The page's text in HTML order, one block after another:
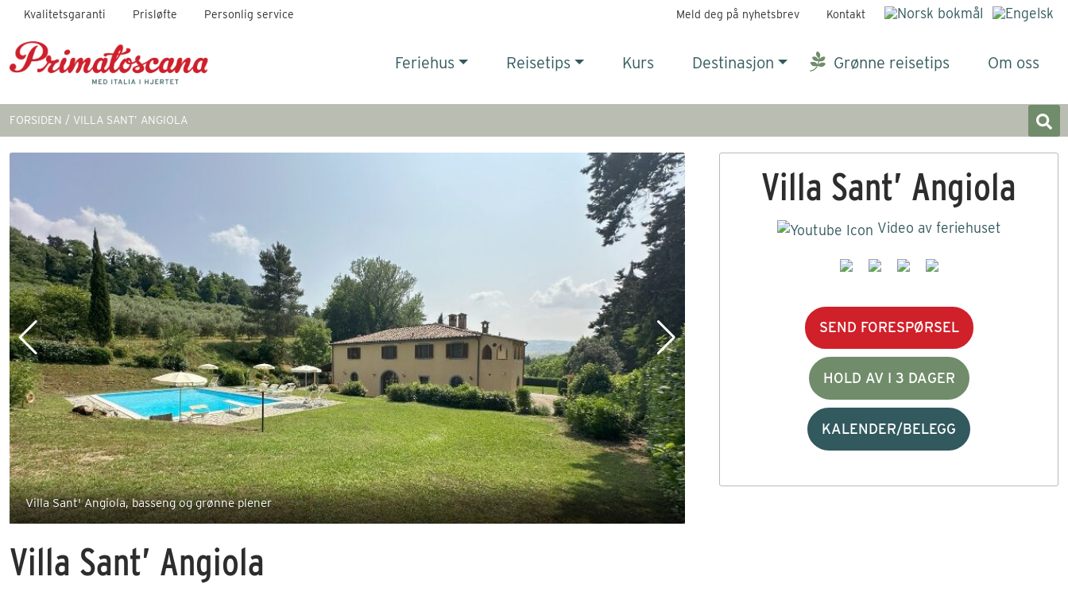
Kvalitetsgaranti Prisløfte Personlig service Meld deg på nyhetsbrev Kontakt
Feriehus Reisetips Kurs Destinasjon Grønne reisetips Om oss
FORSIDEN VILLA SANT’ ANGIOLA
Villa Sant' Angiola, basseng og grønne plener
Villa Sant’ Angiola
Video av feriehuset
SEND FORESPØRSEL
HOLD AV I 3 DAGER
KALENDER/BELEGG
Villa Sant’ Angiola